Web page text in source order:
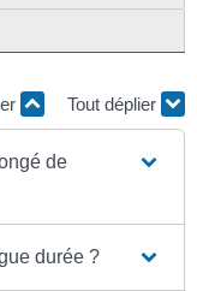
Tout déplier
de
durée ?